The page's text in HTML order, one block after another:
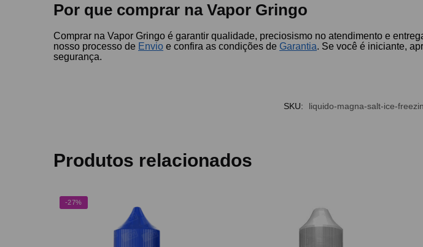
Por que comprar na Vapor Gringo
Comprar na Vapor Gringo é garantir qualidade, preciosismo no atendimento e
nosso processo de Envio e confira as condições de Garantia. Se você é iniciante,
segurança.
SKU: liquido-magna-salt-ice-
Produtos relacionados
-27%